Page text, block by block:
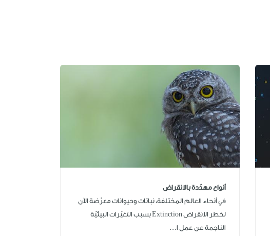
أنواع مهدّدة بالانقراض
في أنحاء العالم المختلفة، نباتات وحيوانات معرَّضة الآن
لخطر الانقراض Extinction بسبب التغيّرات البيئيّة
الناجمة عن عمل ا...